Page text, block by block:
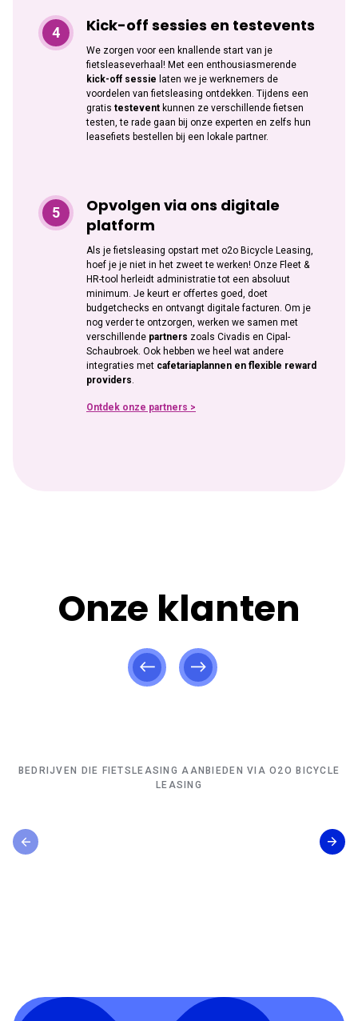
Kick-off sessies en testevents
We zorgen voor een knallende start van je
fietsleaseverhaal! Met een enthousiasmerende
kick-off sessie laten we je werknemers de
voordelen van fietsleasing ontdekken. Tijdens een
gratis testevent kunnen ze verschillende fietsen
testen, te rade gaan bij onze experten en zelfs hun
leasefiets bestellen bij een lokale partner.
Opvolgen via ons digitale
platform
Als je fietsleasing opstart met o2o Bicycle Leasing,
hoef je je niet in het zweet te werken! Onze Fleet &
HR-tool herleidt administratie tot een absoluut
minimum. Je keurt er offertes goed, doet
budgetchecks en ontvangt digitale facturen. Om je
nog verder te ontzorgen, werken we samen met
verschillende partners zoals Civadis en Cipal-
Schaubroek. Ook hebben we heel wat andere
integraties met cafetariaplannen en flexible reward
providers
Ontdek onze partners >
Onze klanten
BEDRIJVEN DIE FIETSLEASING AANBIEDEN VIA O2O BICYCLE
LEASING